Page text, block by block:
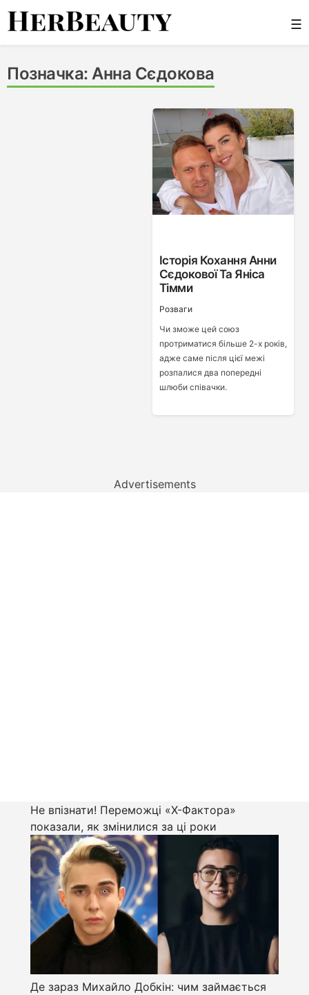
Skip
☰
Позначка: Анна Сєдокова
Історія Кохання Анни
Сєдокової Та Яніса
Тімми
Розваги
Чи зможе цей союз
протриматися більше 2-х років,
адже саме після цієї межі
розпалися два попередні
шлюби співачки.
Advertisements
Не впізнати! Переможці «Х-Фактора»
показали, як змінилися за ці роки
Де зараз Михайло Добкін: чим займається